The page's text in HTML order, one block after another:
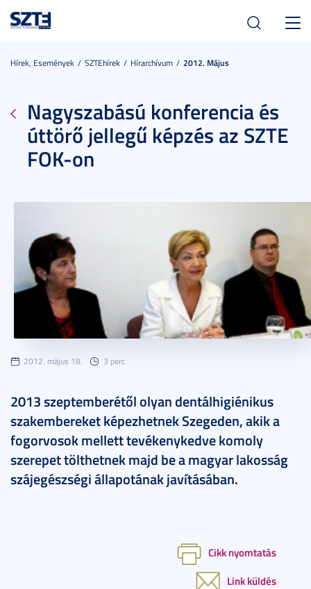
Hírek, Események SZTEhírek Hírarchívum 2012. Május
Nagyszabású konferencia és
úttörő jellegű képzés az SZTE
FOK-on
2012. május 18. 3 perc
2013 szeptemberétől olyan dentálhigiénikus
szakembereket képezhetnek Szegeden, akik a
fogorvosok mellett tevékenykedve komoly
szerepet tölthetnek majd be a magyar lakosság
szájegészségi állapotának javításában.
Cikk nyomtatás
Link küldés